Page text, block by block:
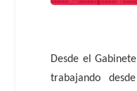
Desde el
trabajando